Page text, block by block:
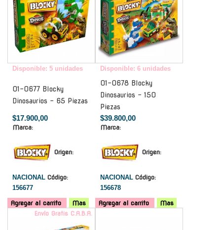
Disponible: 5 unidades
01-0677 Blocky
Dinosaurios - 65 Piezas
$17.900,00
Marca:
Origen:
NACIONAL Código:
156677
Agregar al carrito Mas
Disponible: 6 unidades
01-0678 Blocky
Dinosaurios - 150
Piezas
$39.800,00
Marca:
Origen:
NACIONAL Código:
156678
Agregar al carrito
Mas
Envío Gratis C.A.B.A.